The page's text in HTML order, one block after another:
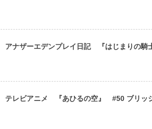
アナザーエデンプレイ日記 『はじまりの騎
テレビアニメ 『あひるの空』 #50 ブリッ